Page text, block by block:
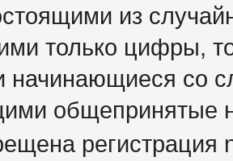
из
только цифры,
начинающиеся со
общепринятые
регистрация